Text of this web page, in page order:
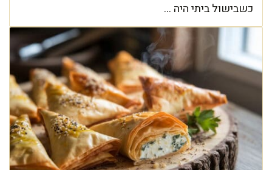
כשבישול ביתי היה ...